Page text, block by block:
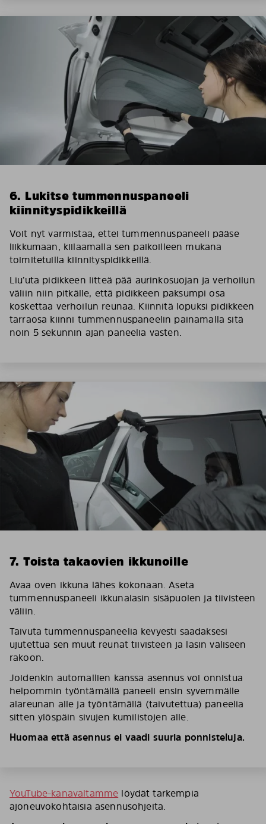
6. Lukitse tummennuspaneeli
kiinnityspidikkeillä
Voit nyt varmistaa, ettei tummennuspaneeli pääse
liikkumaan, kiilaamalla sen paikoilleen mukana
toimitetuilla kiinnityspidikkeillä.
Liu’uta pidikkeen litteä pää aurinkosuojan ja verhoilun
väliin niin pitkälle, että pidikkeen paksumpi osa
koskettaa verhoilun reunaa. Kiinnitä lopuksi pidikkeen
tarraosa kiinni tummennuspaneelin painamalla sitä
noin 5 sekunnin ajan paneelia vasten.
7. Toista takaovien ikkunoille
Avaa oven ikkuna lähes kokonaan. Aseta
tummennuspaneeli ikkunalasin sisäpuolen ja tiivisteen
väliin.
Taivuta tummennuspaneelia kevyesti saadaksesi
ujutettua sen muut reunat tiivisteen ja lasin väliseen
rakoon.
Joidenkin automallien kanssa asennus voi onnistua
helpommin työntämällä paneeli ensin syvemmälle
alareunan alle ja työntämällä (taivutettua) paneelia
sitten ylöspäin sivujen kumilistojen alle.
Huomaa että asennus ei vaadi suuria ponnisteluja.
YouTube-kanavaltamme löydät tarkempia
ajoneuvokohtaisia asennusohjeita.